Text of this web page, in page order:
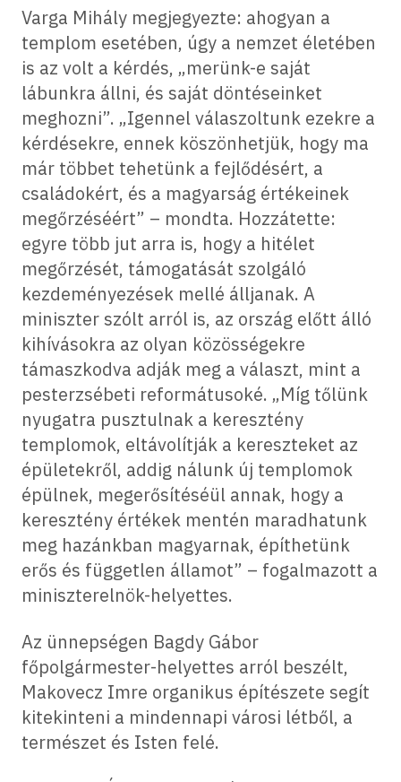
Varga Mihály megjegyezte: ahogyan a
templom esetében, úgy a nemzet életében
is az volt a kérdés, „merünk-e saját
lábunkra állni, és saját döntéseinket
meghozni”. „Igennel válaszoltunk ezekre a
kérdésekre, ennek köszönhetjük, hogy ma
már többet tehetünk a fejlődésért, a
családokért, és a magyarság értékeinek
megőrzéséért” – mondta. Hozzátette:
egyre több jut arra is, hogy a hitélet
megőrzését, támogatását szolgáló
kezdeményezések mellé álljanak. A
miniszter szólt arról is, az ország előtt álló
kihívásokra az olyan közösségekre
támaszkodva adják meg a választ, mint a
pesterzsébeti reformátusoké. „Míg tőlünk
nyugatra pusztulnak a keresztény
templomok, eltávolítják a kereszteket az
épületekről, addig nálunk új templomok
épülnek, megerősítéséül annak, hogy a
keresztény értékek mentén maradhatunk
meg hazánkban magyarnak, építhetünk
erős és független államot” – fogalmazott a
miniszterelnök-helyettes.
Az ünnepségen Bagdy Gábor
főpolgármester-helyettes arról beszélt,
Makovecz Imre organikus építészete segít
kitekinteni a mindennapi városi létből, a
természet és Isten felé.